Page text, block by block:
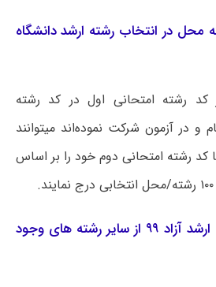
محل در انتخاب رشته ارشد دانشگاه
کد رشته امتحانی اول در کد رشته
و در آزمون شرکت نموده‌اند میتوانند
رشته امتحانی دوم خود را بر اساس
آیا امکان انتخاب رشته ارشد آزاد ۹۹ از سایر رشته های وجود